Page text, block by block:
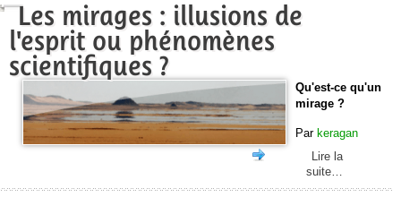
Les mirages : illusions de
l'esprit ou phénomènes
scientifiques ?
Qu'est-ce qu'un
mirage ?
Par keragan
Lire la
suite…